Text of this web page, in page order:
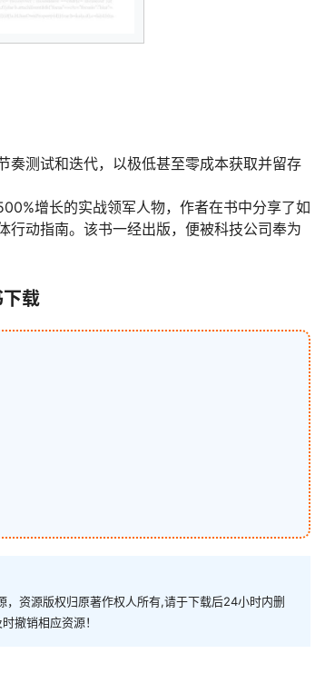
奏测试和迭代，以极低甚至零成本获取并留存
增长的实战领军人物，作者在书中分享了如
行动指南。该书一经出版，便被科技公司奉为
下载
资源版权归原著作权人所有,请于下载后24小时内删
撤销相应资源！